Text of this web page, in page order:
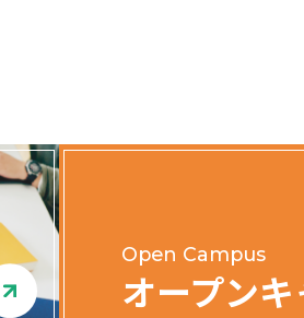
Open Campus
オープン